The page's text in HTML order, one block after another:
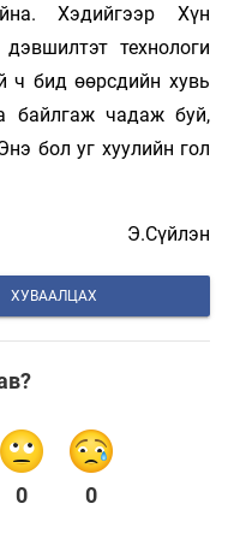
Хэдийгээр Хүн
технологи
ч бид өөрсдийн хувь
байлгаж чадаж буй,
бол уг хуулийн гол
Э.Сүйлэн
ХУВААЛЦАХ
0 0